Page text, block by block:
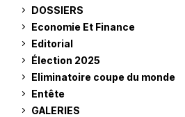
DOSSIERS
Economie Et Finance
Editorial
Élection 2025
Eliminatoire coupe du monde
Entête
GALERIES